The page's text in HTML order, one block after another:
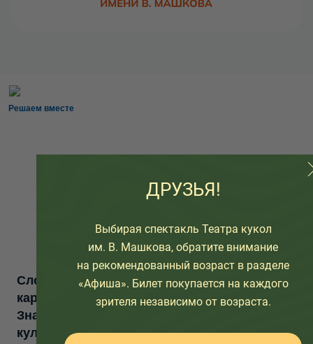
Решаем вместе
Сложности с получением «Пушкинской
карты» или приобретением билетов?
Знаете, как улучшить работу учреждений
культуры?
ДРУЗЬЯ!
Выбирая спектакль Театра кукол
им. В. Машкова, обратите внимание
на рекомендованный возраст в разделе
«Афиша». Билет покупается на каждого
зрителя независимо от возраста.